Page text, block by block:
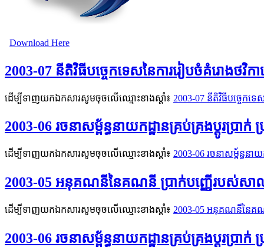
Download Here
2003-07 នីតិវិធីបច្ចេកទេសនៃការរៀបចំគំរោងថវិ
ដើម្បីទាញយកឯកសារសូមចុចលើឈ្មោះខាងស្តាំ៖ 2003-07 នីតិវិធីបច្ចេកទ
2003-06 រចនាសម្ព័ន្ធនាយកដ្ឋានគ្រប់គ្រងប្ដូរប្រា
ដើម្បីទាញយកឯកសារសូមចុចលើឈ្មោះខាងស្តាំ៖ 2003-06 រចនាសម្ព័ន្ធនា
2003-05 អនុគណនីនៃគណនី ប្រាក់បញ្ញើរបស់សា
ដើម្បីទាញយកឯកសារសូមចុចលើឈ្មោះខាងស្តាំ៖ 2003-05 អនុគណនីនៃគណ
2003-06 រចនាសម្ព័ន្ធនាយកដ្ឋានគ្រប់គ្រងប្ដូរប្រា